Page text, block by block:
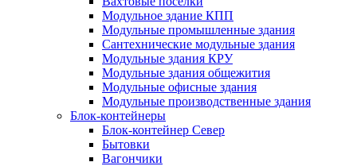
Модульное здание КПП
Модульные промышленные здания
Сантехнические модульные здания
Модульные здания КРУ
Модульные здания общежития
Модульные офисные здания
Модульные производственные здания
Блок-контейнеры
Блок-контейнер Север
Бытовки
Вагончики